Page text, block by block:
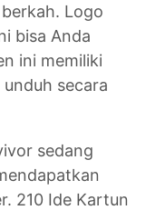
Logo
bisa Anda
ini memiliki
secara
sedang
210 Ide Kartun